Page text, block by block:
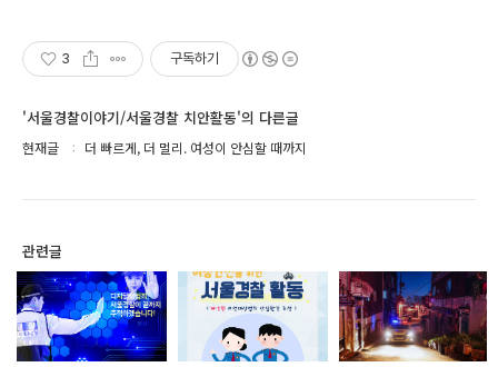
3 구독하기
'서울경찰이야기/서울경찰 치안활동'의 다른글
현재글 더 빠르게, 더 멀리. 여성이 안심할 때까지
관련글